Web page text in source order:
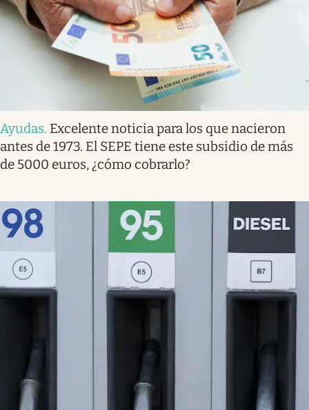
Ayudas. Excelente noticia para los que nacieron
antes de 1973. El SEPE tiene este subsidio de más
de 5000 euros, ¿cómo cobrarlo?